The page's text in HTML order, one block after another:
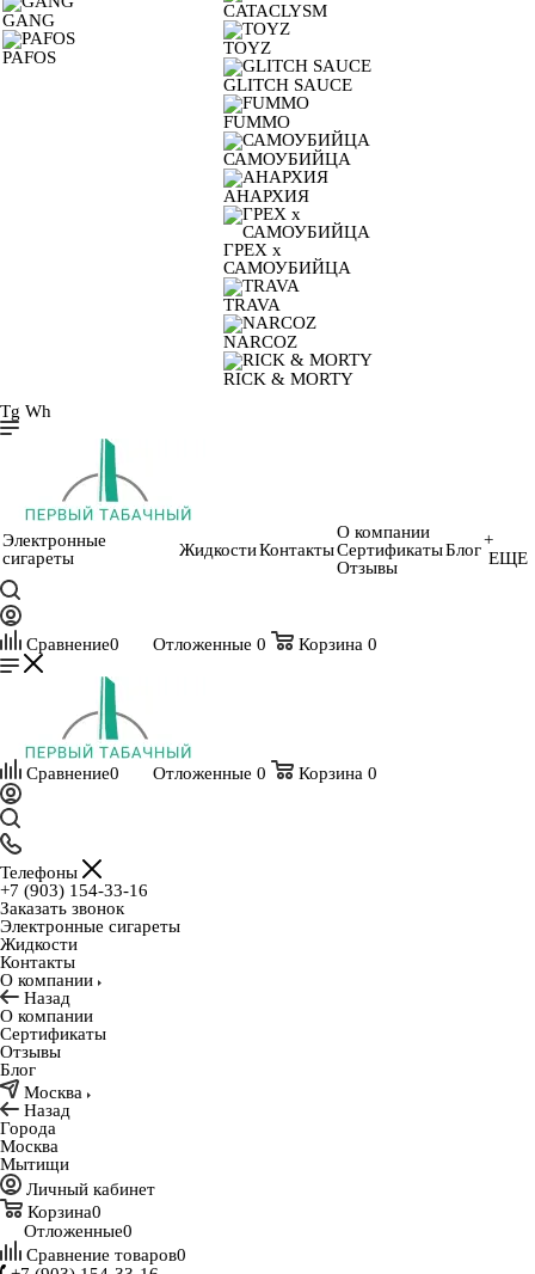
GANG
PAFOS
CATACLYSM
TOYZ
GLITCH SAUCE
FUMMO
САМОУБИЙЦА
АНАРХИЯ
ГРЕХ х
САМОУБИЙЦА
TRAVA
NARCOZ
RICK & MORTY
Tg Wh
Электронные
сигареты
ЖидкостиКонтакты
О компании
Сертификаты
Отзывы
Блог+
ЕЩЕ
Сравнение0 Отложенные 0 Корзина 0
Сравнение0 Отложенные 0 Корзина 0
Телефоны
+7 (903) 154-33-16
Заказать звонок
Электронные сигареты
Жидкости
Контакты
О компании
Назад
О компании
Сертификаты
Отзывы
Блог
Москва
Назад
Города
Москва
Мытищи
Личный кабинет
Корзина0
Отложенные0
Сравнение товаров0